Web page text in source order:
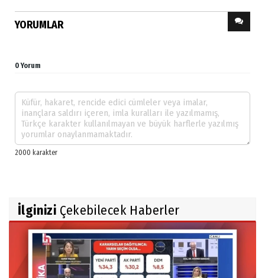
YORUMLAR
0 Yorum
İlginizi Çekebilecek Haberler